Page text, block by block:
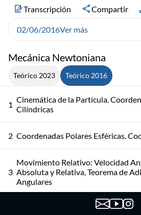
Mecánica Newtoniana
Teórico 2023 Teórico 2016
1 Cinemática de la Partícula.
Cilíndricas
2 Coordenadas Polares Esféricas.
3
Movimiento Relativo: Velocidad
Absoluta y Relativa, Teorema de
Angulares
Movimiento Relativo: Teorema de
Transcripción Compartir
02/06/2016Ver más